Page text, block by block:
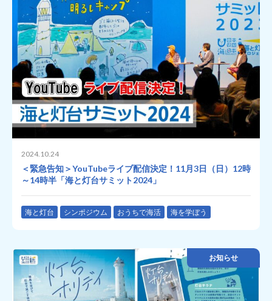
2024.10.24
＜緊急告知＞YouTubeライブ配信決定！11月3日（日）12時
～14時半「海と灯台サミット2024」
海と灯台 シンポジウム おうちで海活 海を学ぼう
お知らせ